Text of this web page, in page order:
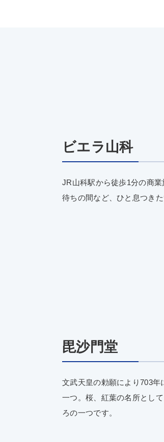
ビエラ山科
JR山科駅から徒歩1分の商
待ちの間など、ひと息つき
毘沙門堂
文武天皇の勅願により703
一つ。桜、紅葉の名所とし
ろの一つです。